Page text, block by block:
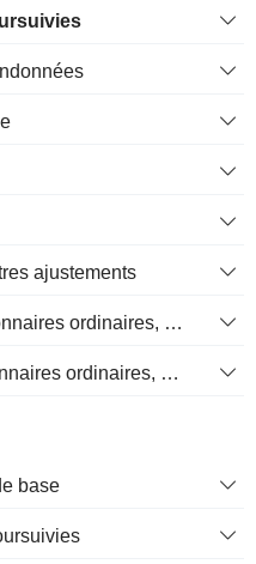
ajustements
Résultat net pour les actionnaires ordinaires, éléments exceptionnels inclus.
Revenu net pour les actionnaires ordinaires, hors éléments exceptionnelsRésultat net pour les actionnaires ordinaires, éléments exceptionnels exclus.
base